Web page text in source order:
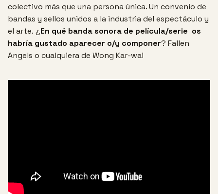
colectivo más que una persona única. Un convenio de
bandas y sellos unidos a la industria del espectáculo y
el arte. ¿En qué banda sonora de película/serie os
habría gustado aparecer o/y componer? Fallen
Angels o cualquiera de Wong Kar-wai